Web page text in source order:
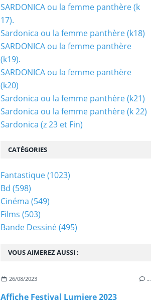
VOUS AIMEREZ AUSSI :
26/08/2023 …
Affiche Festival Lumiere 2023
SARDONICA ou la femme panthère (k
17).
Sardonica ou la femme panthère (k18)
SARDONICA ou la femme panthère
(k19).
SARDONICA ou la femme panthère
(k20)
Sardonica ou la femme panthère (k21)
Sardonica ou la femme panthère (k 22)
Sardonica (z 23 et Fin)
CATÉGORIES
Fantastique(1023)
Bd (598)
Cinéma (549)
Films (503)
Bande Dessiné(495)